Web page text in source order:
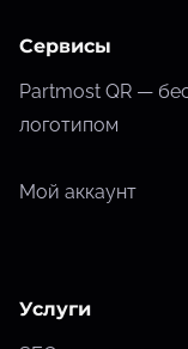
Сервисы
Partmost QR —
логотипом
Мой аккаунт
Услуги